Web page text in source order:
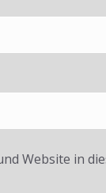
Website in